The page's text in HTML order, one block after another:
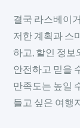
결국 라스베이
저한 계획과 스
하고, 할인 정보
안전하고 믿을
만족도는 높일
들고 싶은 여행